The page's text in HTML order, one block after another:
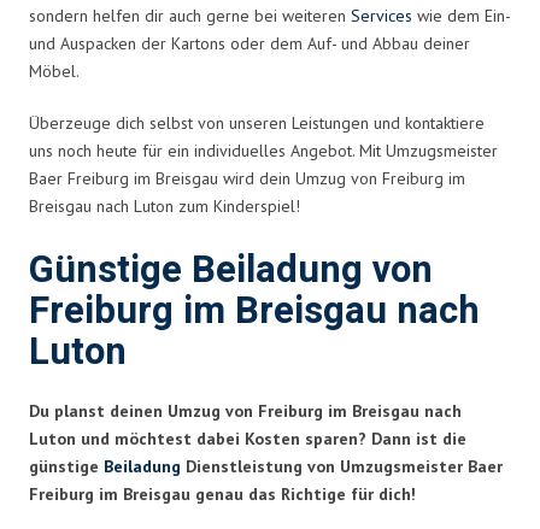
sondern helfen dir auch gerne bei weiteren Services wie dem Ein-
und Auspacken der Kartons oder dem Auf- und Abbau deiner
Möbel.
Überzeuge dich selbst von unseren Leistungen und kontaktiere
uns noch heute für ein individuelles Angebot. Mit Umzugsmeister
Baer Freiburg im Breisgau wird dein Umzug von Freiburg im
Breisgau nach Luton zum Kinderspiel!
Günstige Beiladung von
Freiburg im Breisgau nach
Luton
Du planst deinen Umzug von Freiburg im Breisgau nach
Luton und möchtest dabei Kosten sparen? Dann ist die
günstige Beiladung Dienstleistung von Umzugsmeister Baer
Freiburg im Breisgau genau das Richtige für dich!